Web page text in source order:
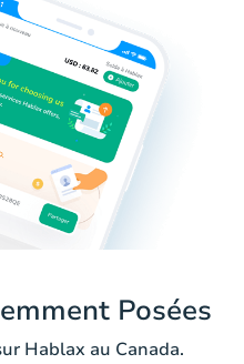
Posées
Hablax au Canada.